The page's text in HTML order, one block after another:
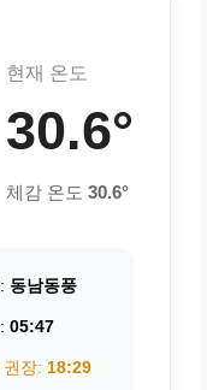
현재 온도
30.6°
체감 온도 30.6°
동남동풍
05:47
장: 18:29